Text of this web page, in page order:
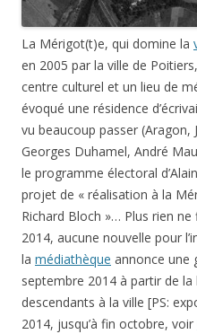
La Mérigot(t)e, qui domine la
en 2005 par la ville de
centre culturel et un lieu de
évoqué une résidence
vu beaucoup passer (Aragon,
Georges Duhamel, André
le programme électoral
projet de « réalisation à la
Richard Bloch »… Plus rien
2014, aucune nouvelle pour
la médiathèque annonce une
septembre 2014 à partir de
descendants à la ville [PS:
2014, jusqu’à fin octobre, voir